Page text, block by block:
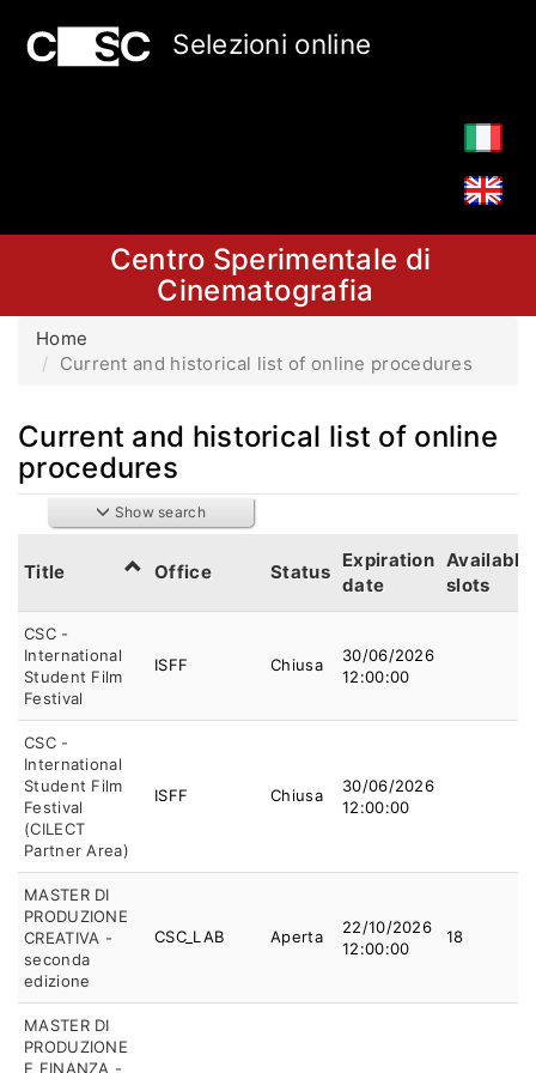
Selezioni online
Centro Sperimentale di
Cinematografia
Home
Current and historical list of online procedures
Current and historical list of online
procedures
Search
Show search
Title Office Status
Expiration
date
Available
slots
CSC -
International
Student Film
Festival
ISFF Chiusa
30/06/2026
12:00:00
CSC -
International
Student Film
Festival
(CILECT
Partner Area)
ISFF Chiusa
30/06/2026
12:00:00
MASTER DI
PRODUZIONE
CREATIVA -
seconda
edizione
CSC_LAB Aperta
22/10/2026
12:00:00
18
MASTER DI
PRODUZIONE
E FINANZA -